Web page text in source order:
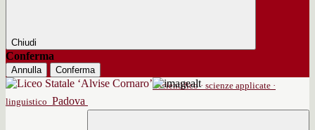
Chiudi
Conferma
Annulla
Conferma
scientifico · scienze applicate ·
linguistico Padova